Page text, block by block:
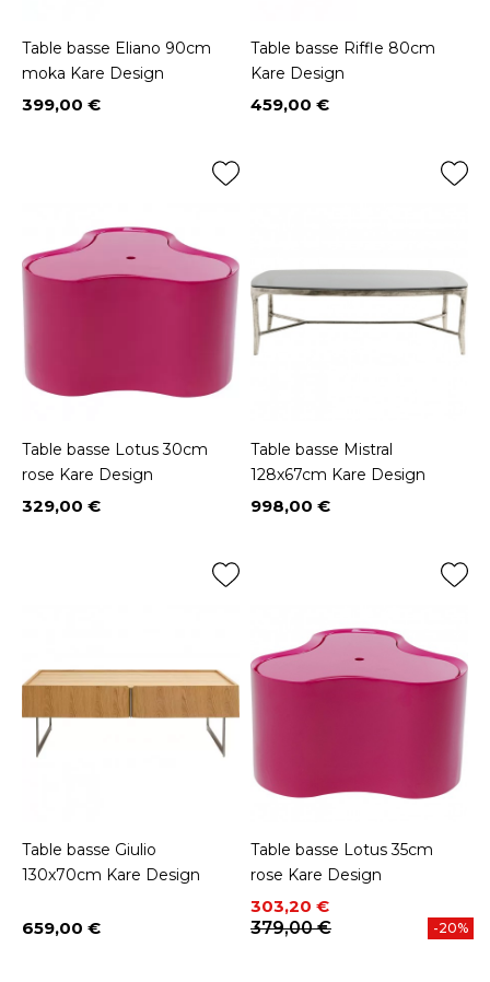
Table basse Eliano 90cm
moka Kare Design
Prix
399,00 €
Table basse Riffle 80cm
Kare Design
Prix
459,00 €
Table basse Lotus 30cm
rose Kare Design
Prix
329,00 €
Table basse Mistral
128x67cm Kare Design
Prix
998,00 €
Table basse Giulio
130x70cm Kare Design
Prix
659,00 €
Table basse Lotus 35cm
rose Kare Design
Prix
303,20 €
Prix de base
379,00 €
-20%